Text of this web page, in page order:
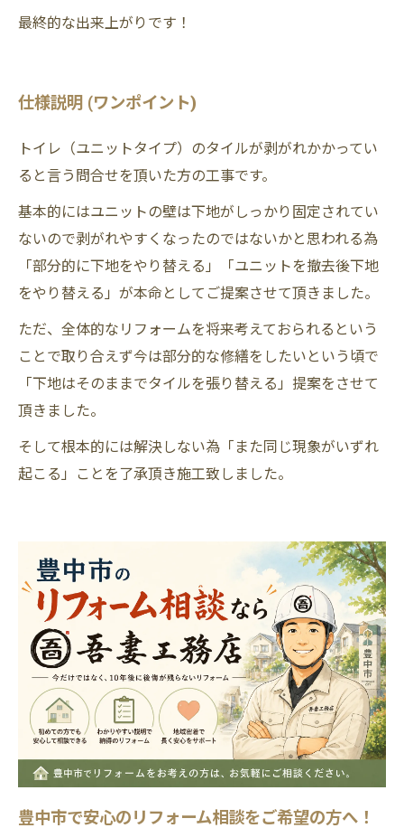
最終的な出来上がりです！
仕様説明 (ワンポイント)
トイレ（ユニットタイプ）のタイルが剥がれかかってい
ると言う問合せを頂いた方の工事です。
基本的にはユニットの壁は下地がしっかり固定されてい
ないので剥がれやすくなったのではないかと思われる為
「部分的に下地をやり替える」「ユニットを撤去後下地
をやり替える」が本命としてご提案させて頂きました。
ただ、全体的なリフォームを将来考えておられるという
ことで取り合えず今は部分的な修繕をしたいという頃で
「下地はそのままでタイルを張り替える」提案をさせて
頂きました。
そして根本的には解決しない為「また同じ現象がいずれ
起こる」ことを了承頂き施工致しました。
豊中市で安心のリフォーム相談をご希望の方へ！